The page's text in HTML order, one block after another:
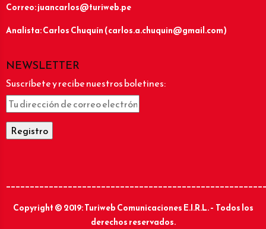
Correo: juancarlos@turiweb.pe
Analista: Carlos Chuquín (carlos.a.chuquin@gmail.com)
NEWSLETTER
Suscríbete y recibe nuestros boletines:
Copyright © 2019: Turiweb Comunicaciones E.I.R.L. – Todos los
derechos reservados.